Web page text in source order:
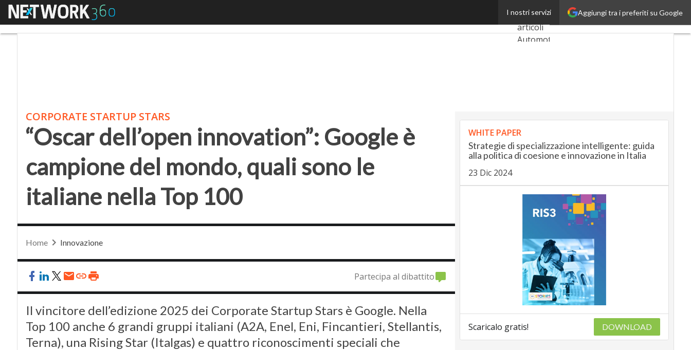
Aggiungi tra i preferiti su Google
I nostri servizi
Menu “Oscar dell’open innovation”: Google è campione del mondo, quali sono le italiane nella Top 100Ultimi
articoli
AutomotiveUp
SmartMobilityUp
Startup
CORPORATE STARTUP STARS
“Oscar dell’open innovation”: Google è
campione del mondo, quali sono le
italiane nella Top 100
Home Innovazione
Partecipa al dibattito
Il vincitore dell’edizione 2025 dei Corporate Startup Stars è Google. Nella
Top 100 anche 6 grandi gruppi italiani (A2A, Enel, Eni, Fincantieri, Stellantis,
Terna), una Rising Star (Italgas) e quattro riconoscimenti speciali che
WHITE PAPER
Strategie di specializzazione intelligente: guida
alla politica di coesione e innovazione in Italia
23 Dic 2024
Scaricalo gratis! DOWNLOAD